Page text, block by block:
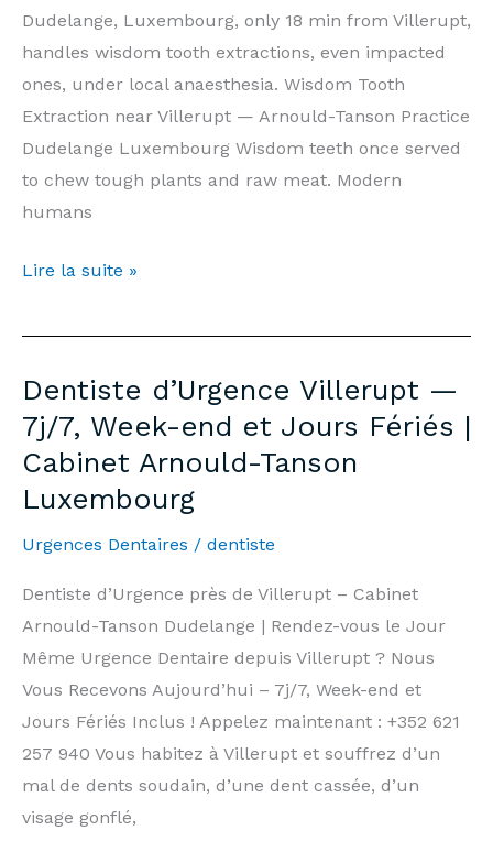
Tanson
Luxembourg
Dudelange, Luxembourg, only 18 min from Villerupt,
handles wisdom tooth extractions, even impacted
ones, under local anaesthesia. Wisdom Tooth
Extraction near Villerupt — Arnould-Tanson Practice
Dudelange Luxembourg Wisdom teeth once served
to chew tough plants and raw meat. Modern
humans
Wisdom
Extraction
—
Prices
&
Information
Arnould-
Tanson
Practice
Luxembourg
Lire la suite »
Dentiste d’Urgence Villerupt —
7j/7, Week-end et Jours Fériés |
Cabinet Arnould-Tanson
Luxembourg
Urgences Dentaires / dentiste
Dentiste d’Urgence près de Villerupt – Cabinet
Arnould-Tanson Dudelange | Rendez-vous le Jour
Même Urgence Dentaire depuis Villerupt ? Nous
Vous Recevons Aujourd’hui – 7j/7, Week-end et
Jours Fériés Inclus ! Appelez maintenant : +352 621
257 940 Vous habitez à Villerupt et souffrez d’un
mal de dents soudain, d’une dent cassée, d’un
visage gonflé,